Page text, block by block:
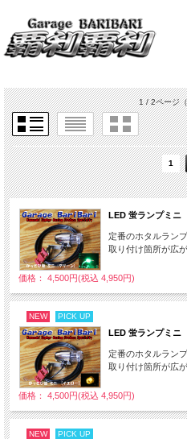
1 / 2ページ
1
LED 蛍ランプミニ
定番のホタルラン
取り付け箇所が広が
価格： 4,500円(税込 4,950円)
NEW PICK UP
LED 蛍ランプミニ
定番のホタルラン
取り付け箇所が広が
価格： 4,500円(税込 4,950円)
NEW PICK UP